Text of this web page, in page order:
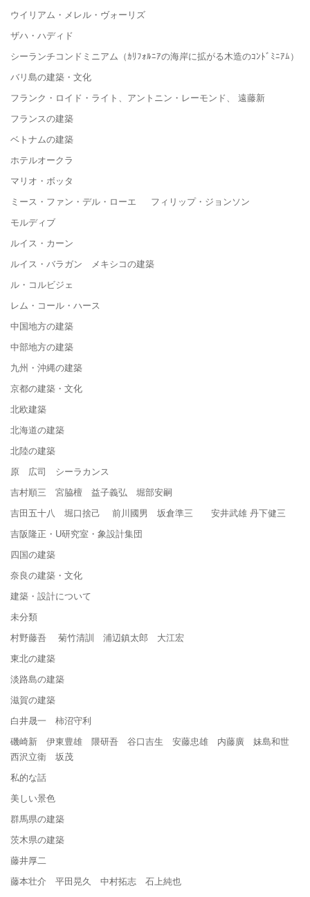
ウイリアム・メレル・ヴォーリズ
ザハ・ハディド
シーランチコンドミニアム（ｶﾘﾌｫﾙﾆｱの海岸に拡がる木造のｺﾝﾄﾞﾐﾆｱﾑ）
バリ島の建築・文化
フランク・ロイド・ライト、アントニン・レーモンド、 遠藤新
フランスの建築
ベトナムの建築
ホテルオークラ
マリオ・ボッタ
ミース・ファン・デル・ローエ フィリップ・ジョンソン
モルディブ
ルイス・カーン
ルイス・バラガン メキシコの建築
ル・コルビジェ
レム・コール・ハース
中国地方の建築
中部地方の建築
九州・沖縄の建築
京都の建築・文化
北欧建築
北海道の建築
北陸の建築
原 広司 シーラカンス
吉村順三 宮脇檀 益子義弘 堀部安嗣
吉田五十八 堀口捨己 前川國男 坂倉準三 安井武雄 丹下健三
吉阪隆正・U研究室・象設計集団
四国の建築
奈良の建築・文化
建築・設計について
未分類
村野藤吾 菊竹清訓 浦辺鎮太郎 大江宏
東北の建築
淡路島の建築
滋賀の建築
白井晟一 柿沼守利
磯崎新 伊東豊雄 隈研吾 谷口吉生 安藤忠雄 内藤廣 妹島和世
西沢立衛 坂茂
私的な話
美しい景色
群馬県の建築
茨木県の建築
藤井厚二
藤本壮介 平田晃久 中村拓志 石上純也